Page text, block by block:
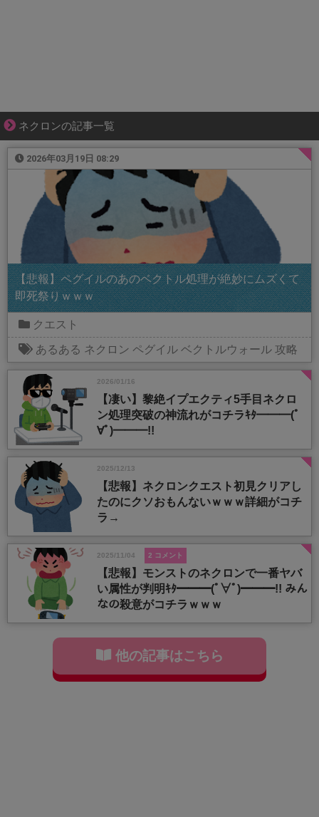
ネクロンの記事一覧
2026年03月19日 08:29
【悲報】ペグイルのあのベクトル処理が絶妙にムズくて
即死祭りｗｗｗ
クエスト
あるある ネクロン ペグイル ベクトルウォール 攻略
2026/01/16
【凄い】黎絶イプエクティ5手目ネクロ
ン処理突破の神流れがコチラｷﾀ━━━(ﾟ
∀ﾟ)━━━!!
2025/12/13
【悲報】ネクロンクエスト初見クリアし
たのにクソおもんないｗｗｗ詳細がコチ
ラ→
2025/11/04 2 コメント
【悲報】モンストのネクロンで一番ヤバ
い属性が判明ｷﾀ━━━(ﾟ∀ﾟ)━━━!! みん
なの殺意がコチラｗｗｗ
他の記事はこちら